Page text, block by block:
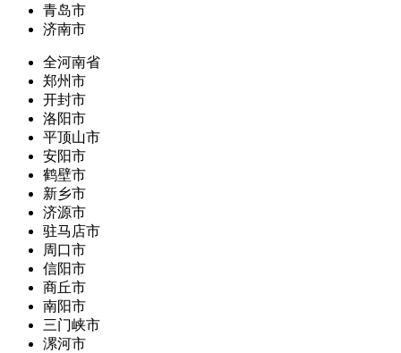
青岛市
济南市
全河南省
郑州市
开封市
洛阳市
平顶山市
安阳市
鹤壁市
新乡市
济源市
驻马店市
周口市
信阳市
商丘市
南阳市
三门峡市
漯河市